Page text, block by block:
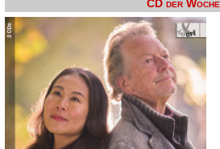
CD der Woche